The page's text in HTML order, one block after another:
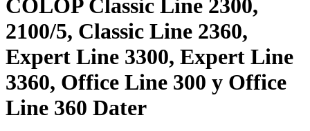
COLOP Classic Line 2300,
2100/5, Classic Line 2360,
Expert Line 3300, Expert Line
3360, Office Line 300 y Office
Line 360 Dater